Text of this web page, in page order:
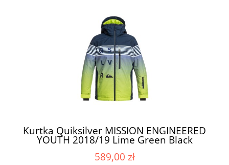
Kurtka Quiksilver MISSION ENGINEERED
YOUTH 2018/19 Lime Green Black
589,00 zł